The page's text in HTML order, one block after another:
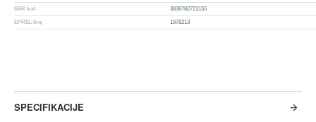
BAR kod 3838782723155
EPREL broj 1578213
SPECIFIKACIJE